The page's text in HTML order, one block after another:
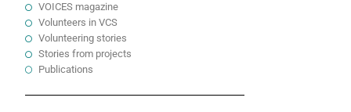
VOICES magazine
Volunteers in VCS
Volunteering stories
Stories from projects
Publications